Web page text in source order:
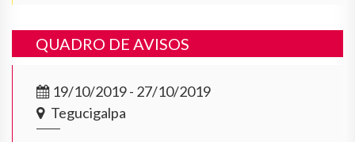
QUADRO DE AVISOS
19/10/2019 - 27/10/2019
Tegucigalpa